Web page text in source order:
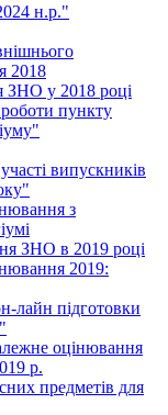
н.р."
2018
ЗНО у 2018 році
пункту
випускників
з
ЗНО в 2019 році
2019:
лайн підготовки
оцінювання
р.
предметів для